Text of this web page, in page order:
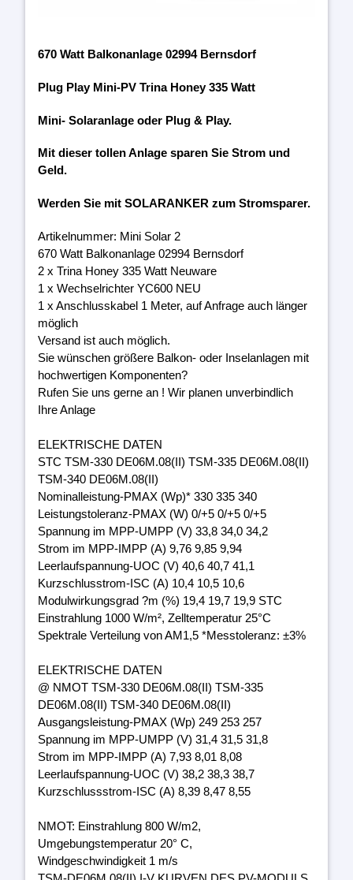
670 Watt Balkonanlage 02994 Bernsdorf
Plug Play Mini-PV Trina Honey 335 Watt
Mini- Solaranlage oder Plug & Play.
Mit dieser tollen Anlage sparen Sie Strom und
Geld.
Werden Sie mit SOLARANKER zum Stromsparer.
Artikelnummer: Mini Solar 2
670 Watt Balkonanlage 02994 Bernsdorf
2 x Trina Honey 335 Watt Neuware
1 x Wechselrichter YC600 NEU
1 x Anschlusskabel 1 Meter, auf Anfrage auch länger
möglich
Versand ist auch möglich.
Sie wünschen größere Balkon- oder Inselanlagen mit
hochwertigen Komponenten?
Rufen Sie uns gerne an ! Wir planen unverbindlich
Ihre Anlage
ELEKTRISCHE DATEN
STC TSM-330 DE06M.08(II) TSM-335 DE06M.08(II)
TSM-340 DE06M.08(II)
Nominalleistung-PMAX (Wp)* 330 335 340
Leistungstoleranz-PMAX (W) 0/+5 0/+5 0/+5
Spannung im MPP-UMPP (V) 33,8 34,0 34,2
Strom im MPP-IMPP (A) 9,76 9,85 9,94
Leerlaufspannung-UOC (V) 40,6 40,7 41,1
Kurzschlusstrom-ISC (A) 10,4 10,5 10,6
Modulwirkungsgrad ?m (%) 19,4 19,7 19,9 STC
Einstrahlung 1000 W/m², Zelltemperatur 25°C
Spektrale Verteilung von AM1,5 *Messtoleranz: ±3%
ELEKTRISCHE DATEN
@ NMOT TSM-330 DE06M.08(II) TSM-335
DE06M.08(II) TSM-340 DE06M.08(II)
Ausgangsleistung-PMAX (Wp) 249 253 257
Spannung im MPP-UMPP (V) 31,4 31,5 31,8
Strom im MPP-IMPP (A) 7,93 8,01 8,08
Leerlaufspannung-UOC (V) 38,2 38,3 38,7
Kurzschlussstrom-ISC (A) 8,39 8,47 8,55
NMOT: Einstrahlung 800 W/m2,
Umgebungstemperatur 20° C,
Windgeschwindigkeit 1 m/s